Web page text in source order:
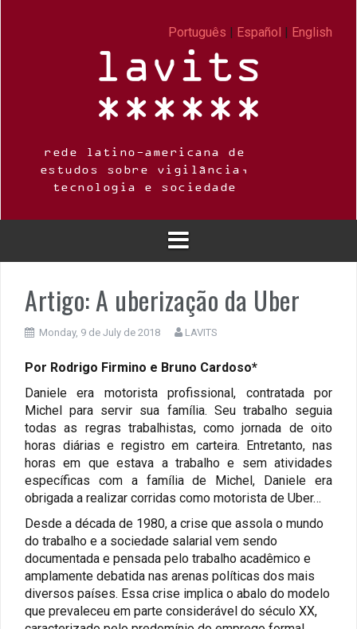
Português | Español | English
rede latino-americana de
estudos sobre vigilância,
tecnologia e sociedade
Artigo: A uberização da Uber
Monday, 9 de July de 2018 LAVITS
Por Rodrigo Firmino e Bruno Cardoso*
Daniele era motorista profissional, contratada por
Michel para servir sua família. Seu trabalho seguia
todas as regras trabalhistas, como jornada de oito
horas diárias e registro em carteira. Entretanto, nas
horas em que estava a trabalho e sem atividades
específicas com a família de Michel, Daniele era
obrigada a realizar corridas como motorista de Uber…
Desde a década de 1980, a crise que assola o mundo
do trabalho e a sociedade salarial vem sendo
documentada e pensada pelo trabalho acadêmico e
amplamente debatida nas arenas políticas dos mais
diversos países. Essa crise implica o abalo do modelo
que prevaleceu em parte considerável do século XX,